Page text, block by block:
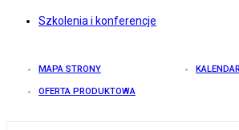
Szkolenia i konferencje
MAPA STRONY
OFERTA PRODUKTOWA